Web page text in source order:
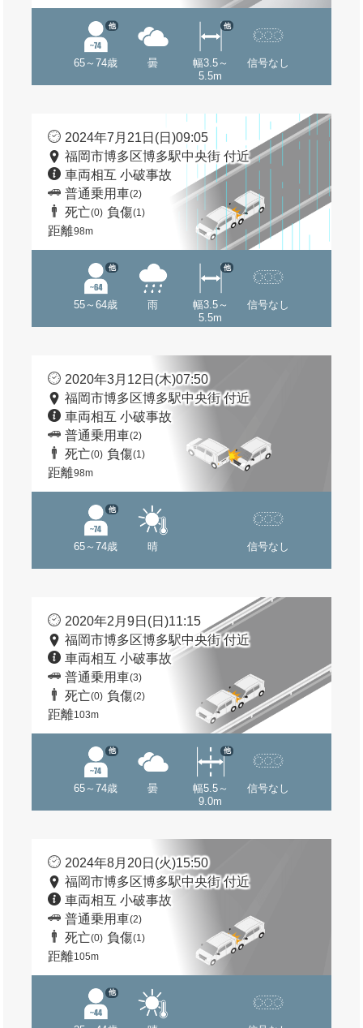
65～74歳
他
曇
幅3.5～
5.5m
他
信号なし
2024年7月21日(日)09:05
福岡市博多区博多駅中央街 付近
車両相互 小破事故
普通乗用車(2)
死亡(0) 負傷(1)
距離98m
55～64歳
他
雨
幅3.5～
5.5m
他
信号なし
2020年3月12日(木)07:50
福岡市博多区博多駅中央街 付近
車両相互 小破事故
普通乗用車(2)
死亡(0) 負傷(1)
距離98m
65～74歳
他
晴 信号なし
2020年2月9日(日)11:15
福岡市博多区博多駅中央街 付近
車両相互 小破事故
普通乗用車(3)
死亡(0) 負傷(2)
距離103m
65～74歳
他
曇
幅5.5～
9.0m
他
信号なし
2024年8月20日(火)15:50
福岡市博多区博多駅中央街 付近
車両相互 小破事故
普通乗用車(2)
死亡(0) 負傷(1)
距離105m
他